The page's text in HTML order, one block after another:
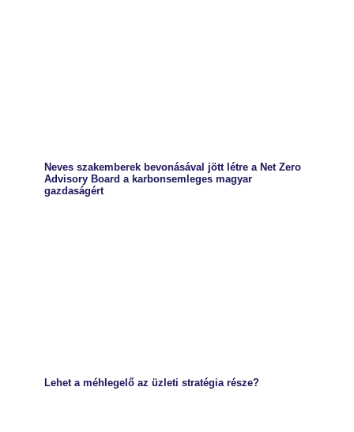
Neves szakemberek bevonásával jött létre a Net Zero
Advisory Board a karbonsemleges magyar
gazdaságért
Lehet a méhlegelő az üzleti stratégia része?